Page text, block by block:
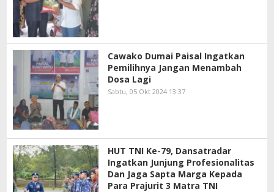
Cawako Dumai Paisal Ingatkan
Pemilihnya Jangan Menambah
Dosa Lagi
Sabtu, 05 Okt 2024 13:37
HUT TNI Ke-79, Dansatradar
Ingatkan Junjung Profesionalitas
Dan Jaga Sapta Marga Kepada
Para Prajurit 3 Matra TNI